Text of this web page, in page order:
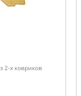
2-х ковриков